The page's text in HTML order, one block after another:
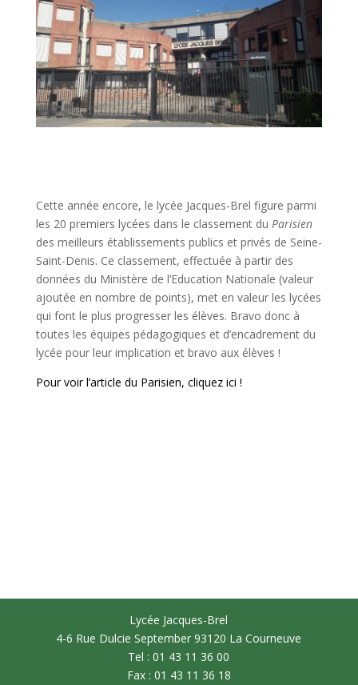
Cette année encore, le lycée Jacques-Brel figure parmi
les 20 premiers lycées dans le classement du Parisien
des meilleurs établissements publics et privés de Seine-
Saint-Denis. Ce classement, effectuée à partir des
données du Ministère de l’Education Nationale (valeur
ajoutée en nombre de points), met en valeur les lycées
qui font le plus progresser les élèves. Bravo donc à
toutes les équipes pédagogiques et d’encadrement du
lycée pour leur implication et bravo aux élèves !
Pour voir l’article du Parisien, cliquez ici !
Lycée Jacques-Brel
4-6 Rue Dulcie September 93120 La Courneuve
Tel : 01 43 11 36 00
Fax : 01 43 11 36 18